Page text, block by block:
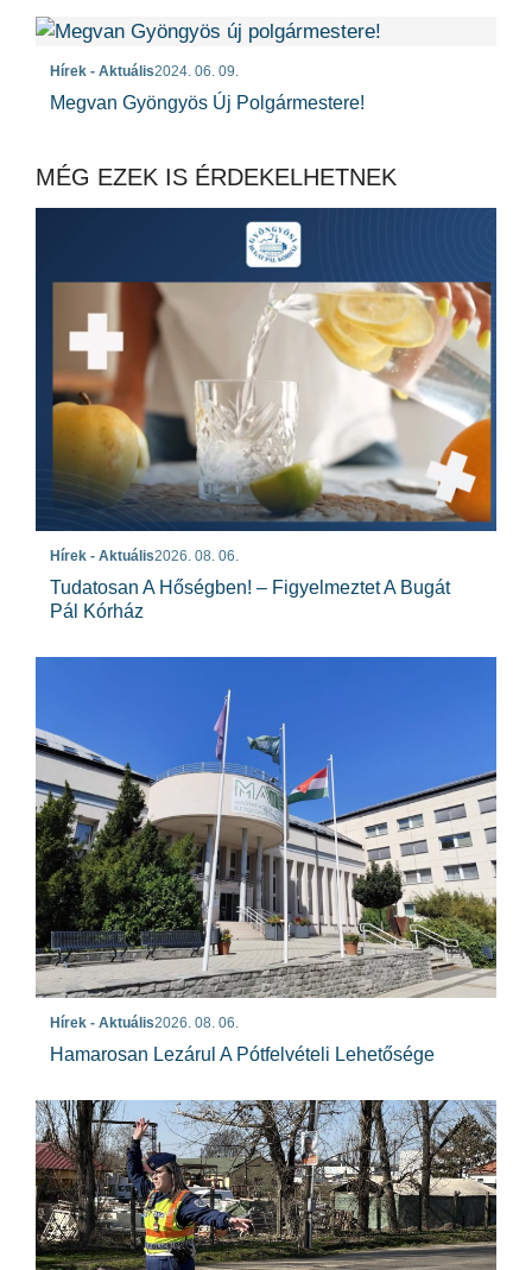
Hírek - Aktuális2024. 06. 09.
Megvan Gyöngyös Új Polgármestere!
MÉG EZEK IS ÉRDEKELHETNEK
Hírek - Aktuális2026. 08. 06.
Tudatosan A Hőségben! – Figyelmeztet A Bugát
Pál Kórház
Hírek - Aktuális2026. 08. 06.
Hamarosan Lezárul A Pótfelvételi Lehetősége